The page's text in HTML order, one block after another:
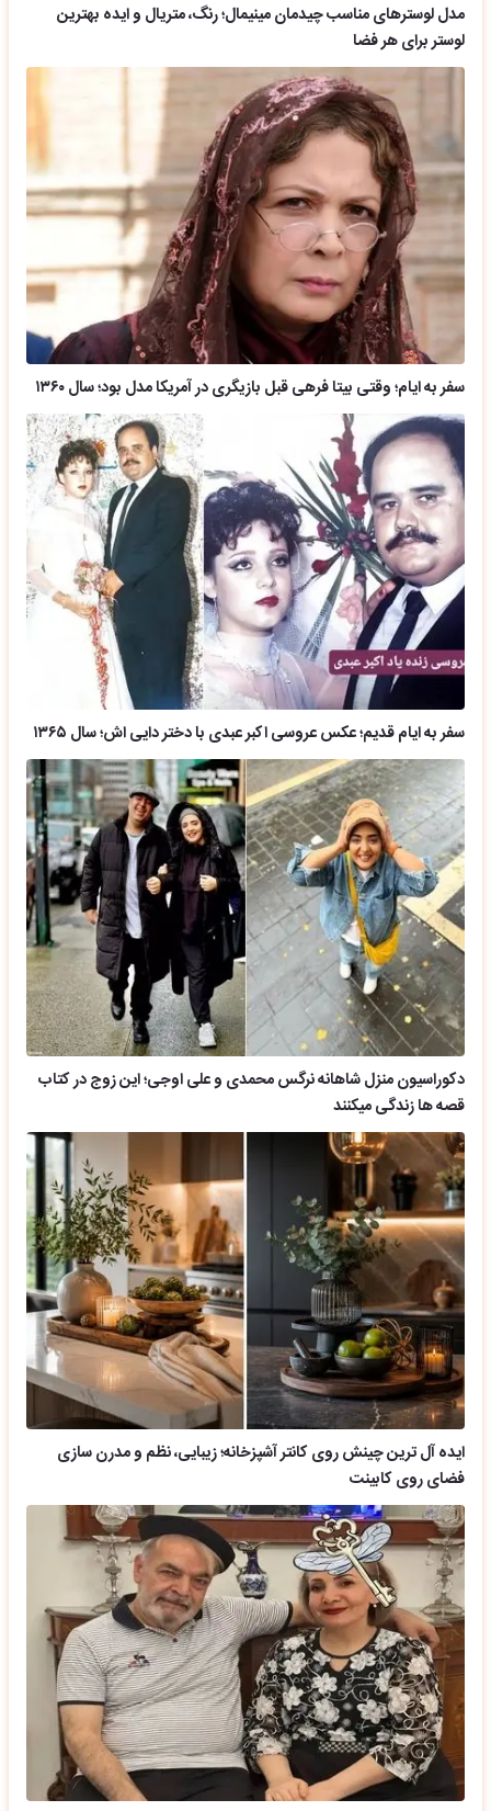
مدل لوسترهای مناسب چیدمان مینیمال؛ رنگ، متریال و ایده بهترین
لوستر برای هر فضا
سفر به ایام؛ وقتی بیتا فرهی قبل بازیگری در آمریکا مدل بود؛ سال ۱۳۶۰
سفر به ایام قدیم؛ عکس عروسی اکبر عبدی با دختر دایی اش؛ سال ۱۳۶۵
دکوراسیون منزل شاهانه نرگس محمدی و علی اوجی؛ این زوج در کتاب
قصه ها زندگی میکنند
ایده آل ترین چینش روی کانتر آشپزخانه؛ زیبایی، نظم و مدرن سازی
فضای روی کابینت